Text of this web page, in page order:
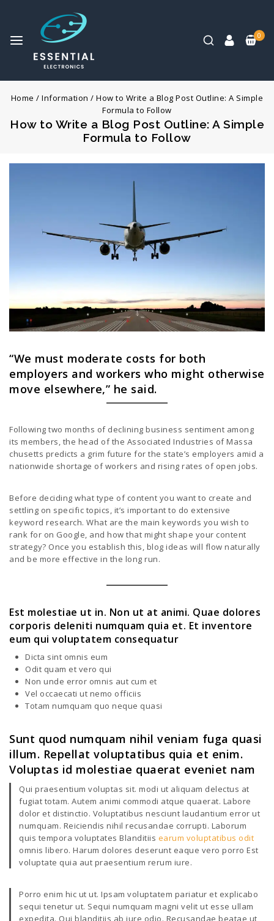
0
Home / Information / How to Write a Blog Post Outline: A Simple
Formula to Follow
How to Write a Blog Post Outline: A Simple
Formula to Follow
“We must moderate costs for both
employers and workers who might otherwise
move elsewhere,” he said.
Following two months of declining business sentiment among
its members, the head of the Associated Industries of Massa
chusetts predicts a grim future for the state’s employers amid a
nationwide shortage of workers and rising rates of open jobs.
Before deciding what type of content you want to create and
settling on specific topics, it’s important to do extensive
keyword research. What are the main keywords you wish to
rank for on Google, and how that might shape your content
strategy? Once you establish this, blog ideas will flow naturally
and be more effective in the long run.
Est molestiae ut in. Non ut at animi. Quae dolores
corporis deleniti numquam quia et. Et inventore
eum qui voluptatem consequatur
Dicta sint omnis eum
Odit quam et vero qui
Non unde error omnis aut cum et
Vel occaecati ut nemo officiis
Totam numquam quo neque quasi
Sunt quod numquam nihil veniam fuga quasi
illum. Repellat voluptatibus quia et enim.
Voluptas id molestiae quaerat eveniet nam
Qui praesentium voluptas sit. modi ut aliquam delectus at
fugiat totam. Autem animi commodi atque quaerat. Labore
dolor et distinctio. Voluptatibus nesciunt laudantium error ut
numquam. Reiciendis nihil recusandae corrupti. Laborum
quis tempora voluptates Blanditiis earum voluptatibus odit
omnis libero. Harum dolores deserunt eaque vero porro Est
voluptate quia aut praesentium rerum iure.
Porro enim hic ut ut. Ipsam voluptatem pariatur et explicabo
sequi tenetur ut. Sequi numquam magni velit ut esse ullam
expedita. Qui blanditiis ab iure odio. Recusandae beatae ut